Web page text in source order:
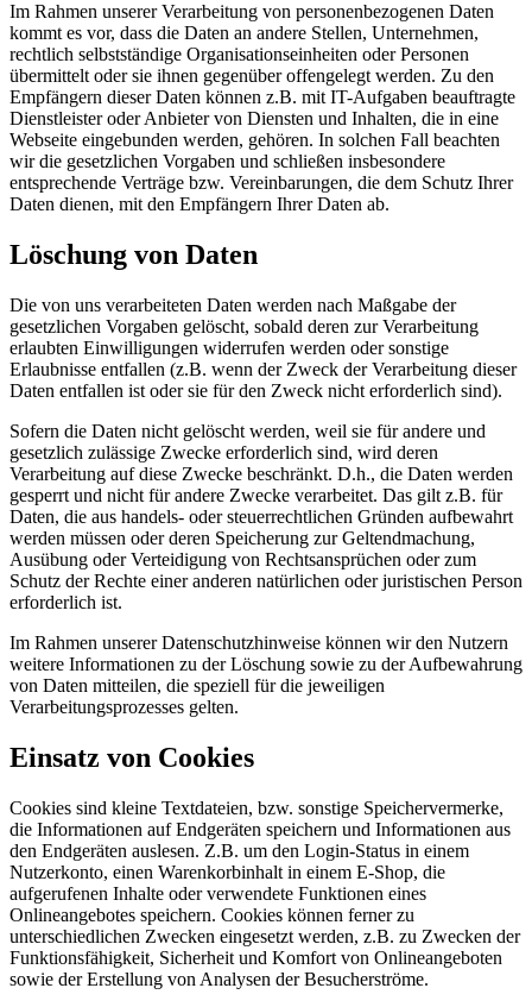
Im Rahmen unserer Verarbeitung von personenbezogenen Daten
kommt es vor, dass die Daten an andere Stellen, Unternehmen,
rechtlich selbstständige Organisationseinheiten oder Personen
übermittelt oder sie ihnen gegenüber offengelegt werden. Zu den
Empfängern dieser Daten können z.B. mit IT-Aufgaben beauftragte
Dienstleister oder Anbieter von Diensten und Inhalten, die in eine
Webseite eingebunden werden, gehören. In solchen Fall beachten
wir die gesetzlichen Vorgaben und schließen insbesondere
entsprechende Verträge bzw. Vereinbarungen, die dem Schutz Ihrer
Daten dienen, mit den Empfängern Ihrer Daten ab.
Löschung von Daten
Die von uns verarbeiteten Daten werden nach Maßgabe der
gesetzlichen Vorgaben gelöscht, sobald deren zur Verarbeitung
erlaubten Einwilligungen widerrufen werden oder sonstige
Erlaubnisse entfallen (z.B. wenn der Zweck der Verarbeitung dieser
Daten entfallen ist oder sie für den Zweck nicht erforderlich sind).
Sofern die Daten nicht gelöscht werden, weil sie für andere und
gesetzlich zulässige Zwecke erforderlich sind, wird deren
Verarbeitung auf diese Zwecke beschränkt. D.h., die Daten werden
gesperrt und nicht für andere Zwecke verarbeitet. Das gilt z.B. für
Daten, die aus handels- oder steuerrechtlichen Gründen aufbewahrt
werden müssen oder deren Speicherung zur Geltendmachung,
Ausübung oder Verteidigung von Rechtsansprüchen oder zum
Schutz der Rechte einer anderen natürlichen oder juristischen Person
erforderlich ist.
Im Rahmen unserer Datenschutzhinweise können wir den Nutzern
weitere Informationen zu der Löschung sowie zu der Aufbewahrung
von Daten mitteilen, die speziell für die jeweiligen
Verarbeitungsprozesses gelten.
Einsatz von Cookies
Cookies sind kleine Textdateien, bzw. sonstige Speichervermerke,
die Informationen auf Endgeräten speichern und Informationen aus
den Endgeräten auslesen. Z.B. um den Login-Status in einem
Nutzerkonto, einen Warenkorbinhalt in einem E‑Shop, die
aufgerufenen Inhalte oder verwendete Funktionen eines
Onlineangebotes speichern. Cookies können ferner zu
unterschiedlichen Zwecken eingesetzt werden, z.B. zu Zwecken der
Funktionsfähigkeit, Sicherheit und Komfort von Onlineangeboten
sowie der Erstellung von Analysen der Besucherströme.